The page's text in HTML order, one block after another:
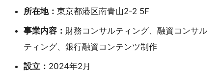
所在地： 東京都港区南青山2-2 5F
事業内容： 財務コンサルティング、融資コンサル
ティング、銀行融資コンテンツ制作
設立： 2024年2月